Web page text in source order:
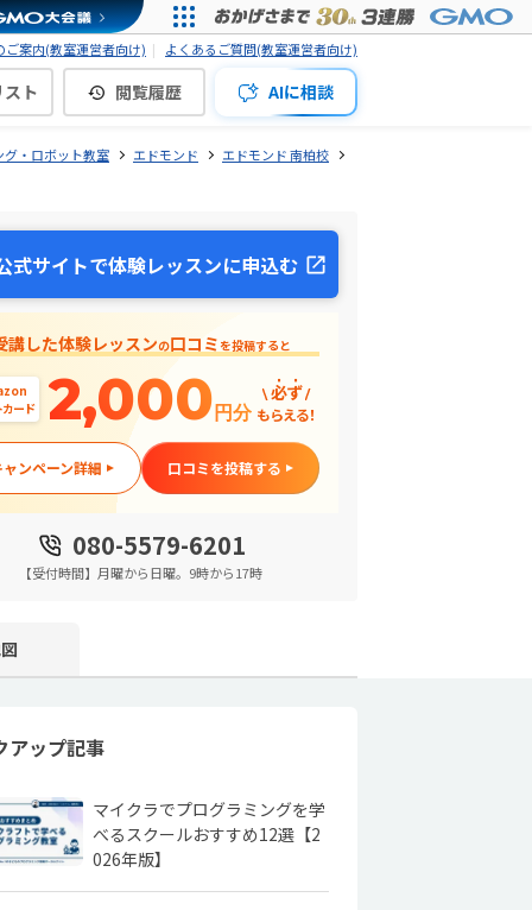
ご案内(教室運営者向け) よくあるご質問(教室運営者向け)
ト 閲覧履歴 AIに相談
・ロボット教室 エドモンド
エドモンド 南柏校
式サイトで体験レッスンに申込む
講した体験レッスンの口コミを投稿すると
ード
2,000 円分
必ず
もらえる！
ャンペーン詳細 口コミを投稿する
080-5579-6201
【受付時間】月曜から日曜。9時から17時
アップ記事
マイクラでプログラミングを学
べるスクールおすすめ12選【2
026年版】